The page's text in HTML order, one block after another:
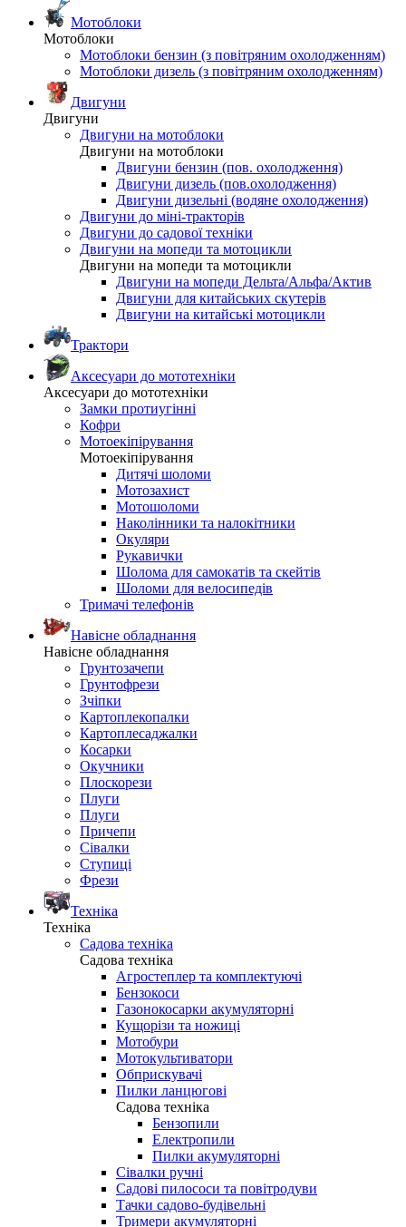
Мотоблоки
Мотоблоки
Мотоблоки бензин (з повітряним охолодженням)
Мотоблоки дизель (з повітряним охолодженням)
Двигуни
Двигуни
Двигуни на мотоблоки
Двигуни на мотоблоки
Двигуни бензин (пов. охолодження)
Двигуни дизель (пов.охолодження)
Двигуни дизельні (водяне охолодження)
Двигуни до міні-тракторів
Двигуни до садової техніки
Двигуни на мопеди та мотоцикли
Двигуни на мопеди та мотоцикли
Двигуни на мопеди Дельта/Альфа/Актив
Двигуни для китайських скутерів
Двигуни на китайські мотоцикли
Трактори
Аксесуари до мототехніки
Аксесуари до мототехніки
Замки протиугінні
Кофри
Мотоекіпірування
Мотоекіпірування
Дитячі шоломи
Мотозахист
Мотошоломи
Наколінники та налокітники
Окуляри
Рукавички
Шолома для самокатів та скейтів
Шоломи для велосипедів
Тримачі телефонів
Навісне обладнання
Навісне обладнання
Грунтозачепи
Грунтофрези
Зчіпки
Картоплекопалки
Картоплесаджалки
Косарки
Окучники
Плоскорези
Плуги
Плуги
Причепи
Сівалки
Ступиці
Фрези
Техніка
Техніка
Садова техніка
Садова техніка
Агростеплер та комплектуючі
Бензокоси
Газонокосарки акумуляторні
Кущорізи та ножиці
Мотобури
Мотокультиватори
Обприскувачі
Пилки ланцюгові
Садова техніка
Бензопили
Електропили
Пилки акумуляторні
Сівалки ручні
Садові пилососи та повітродуви
Тачки садово-будівельні
Тримери акумуляторні